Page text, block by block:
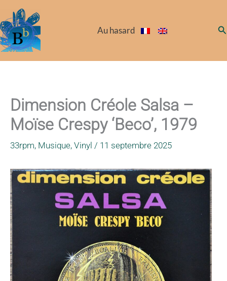
au
contenu
Au hasard
Dimension Créole Salsa –
Moïse Crespy ‘Beco’, 1979
33rpm, Musique, Vinyl / 11 septembre 2025